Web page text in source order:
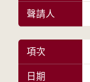
聲請人
項次
日期